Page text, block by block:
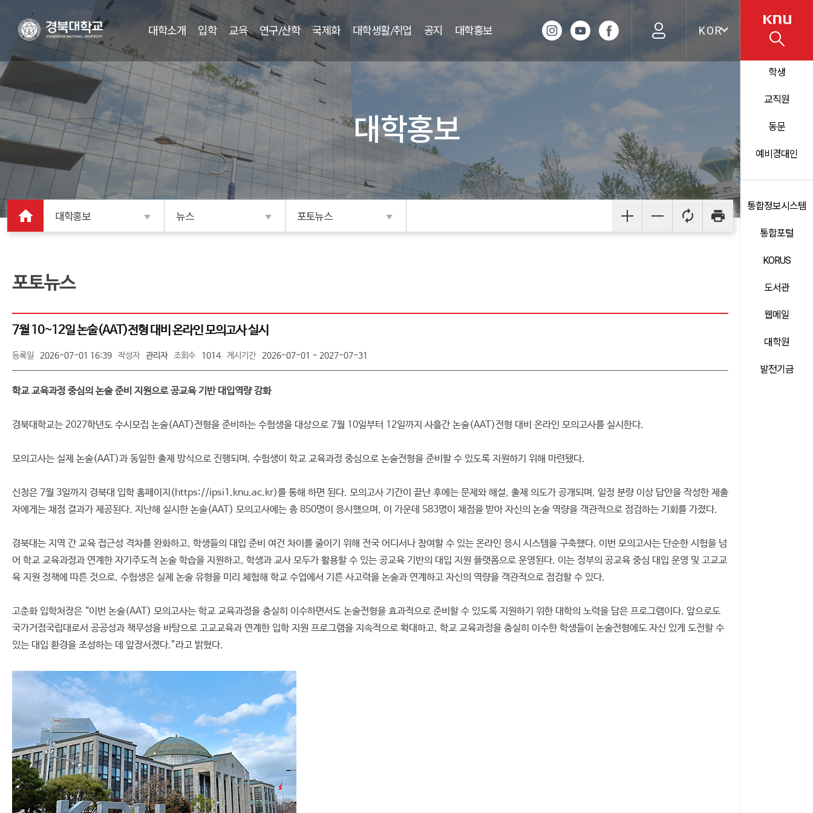
대학소개 입학 교육 연구/산학 국제화 대학생활/취업 공지 대학홍보 KOR
학생
교직원
동문
예비경대인
통합정보시스템
통합포털
KORUS
도서관
웹메일
대학원
발전기금
대학홍보
대학홍보 뉴스 포토뉴스
포토뉴스
7월 10~12일 논술(AAT)전형 대비 온라인 모의고사 실시
등록일 2026-07-01 16:39 작성자 관리자 조회수 1014 게시기간 2026-07-01 ~ 2027-07-31
학교 교육과정 중심의 논술 준비 지원으로 공교육 기반 대입역량 강화
경북대학교는 2027학년도 수시모집 논술(AAT)전형을 준비하는 수험생을 대상으로 7월 10일부터 12일까지 사흘간 논술(AAT)전형 대비 온라인 모의고사를 실시한다.
모의고사는 실제 논술(AAT)과 동일한 출제 방식으로 진행되며, 수험생이 학교 교육과정 중심으로 논술전형을 준비할 수 있도록 지원하기 위해 마련됐다.
신청은 7월 3일까지 경북대 입학 홈페이지(https://ipsi1.knu.ac.kr)를 통해 하면 된다. 모의고사 기간이 끝난 후에는 문제와 해설, 출제 의도가 공개되며, 일정 분량 이상 답안을 작성한 제출
자에게는 채점 결과가 제공된다. 지난해 실시한 논술(AAT) 모의고사에는 총 850명이 응시했으며, 이 가운데 583명이 채점을 받아 자신의 논술 역량을 객관적으로 점검하는 기회를 가졌다.
경북대는 지역 간 교육 접근성 격차를 완화하고, 학생들의 대입 준비 여건 차이를 줄이기 위해 전국 어디서나 참여할 수 있는 온라인 응시 시스템을 구축했다. 이번 모의고사는 단순한 시험을 넘
어 학교 교육과정과 연계한 자기주도적 논술 학습을 지원하고, 학생과 교사 모두가 활용할 수 있는 공교육 기반의 대입 지원 플랫폼으로 운영된다. 이는 정부의 공교육 중심 대입 운영 및 고교교
육 지원 정책에 따른 것으로, 수험생은 실제 논술 유형을 미리 체험해 학교 수업에서 기른 사고력을 논술과 연계하고 자신의 역량을 객관적으로 점검할 수 있다.
고춘화 입학처장은 “이번 논술(AAT) 모의고사는 학교 교육과정을 충실히 이수하면서도 논술전형을 효과적으로 준비할 수 있도록 지원하기 위한 대학의 노력을 담은 프로그램이다. 앞으로도
국가거점국립대로서 공공성과 책무성을 바탕으로 고교교육과 연계한 입학 지원 프로그램을 지속적으로 확대하고, 학교 교육과정을 충실히 이수한 학생들이 논술전형에도 자신 있게 도전할 수
있는 대입 환경을 조성하는 데 앞장서겠다.”라고 밝혔다.